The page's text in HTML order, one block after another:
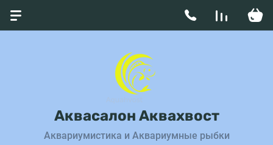
Аквасалон Аквахвост
Аквариумистика и Аквариумные рыбки